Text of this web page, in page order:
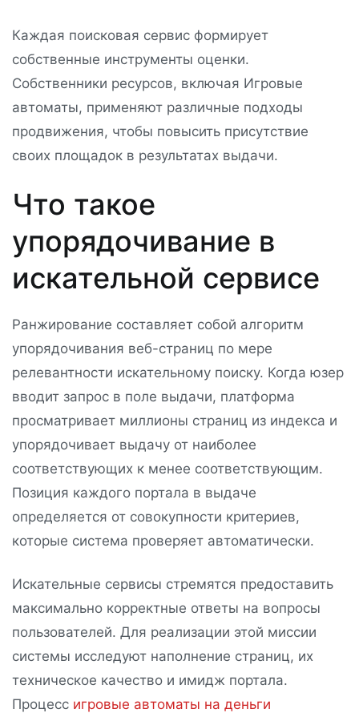
Каждая поисковая сервис формирует
собственные инструменты оценки.
Собственники ресурсов, включая Игровые
автоматы, применяют различные подходы
продвижения, чтобы повысить присутствие
своих площадок в результатах выдачи.
Что такое
упорядочивание в
искательной сервисе
Ранжирование составляет собой алгоритм
упорядочивания веб-страниц по мере
релевантности искательному поиску. Когда юзер
вводит запрос в поле выдачи, платформа
просматривает миллионы страниц из индекса и
упорядочивает выдачу от наиболее
соответствующих к менее соответствующим.
Позиция каждого портала в выдаче
определяется от совокупности критериев,
которые система проверяет автоматически.
Искательные сервисы стремятся предоставить
максимально корректные ответы на вопросы
пользователей. Для реализации этой миссии
системы исследуют наполнение страниц, их
техническое качество и имидж портала.
Процесс игровые автоматы на деньги